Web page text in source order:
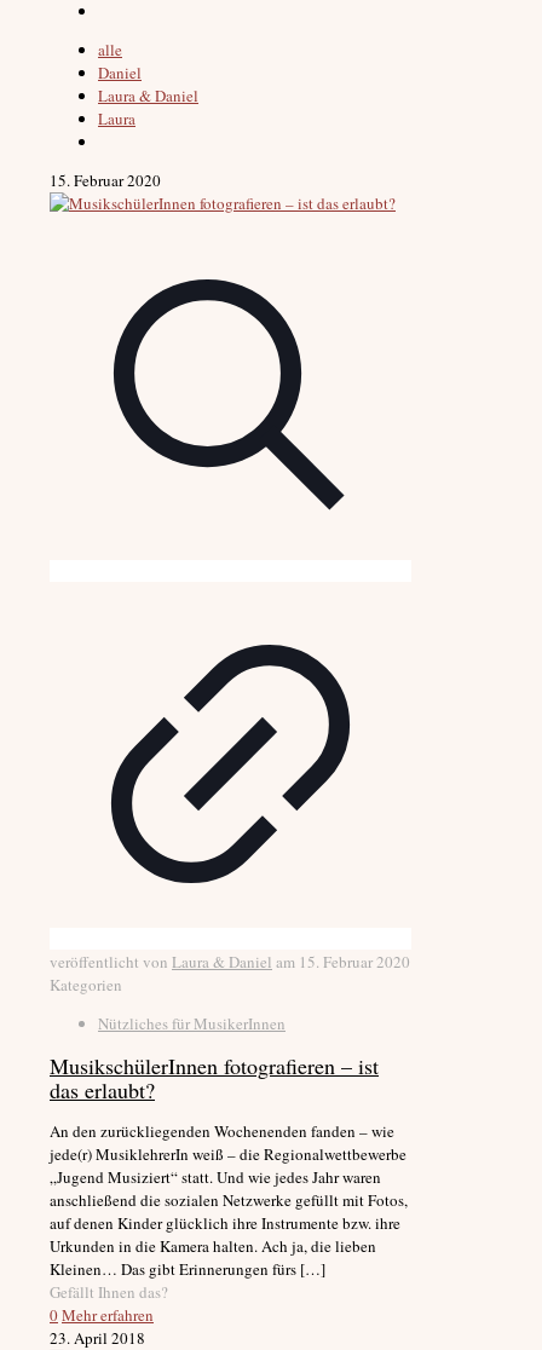
alle
Daniel
Laura & Daniel
Laura
15. Februar 2020
veröffentlicht von Laura & Daniel am 15. Februar 2020
Kategorien
Nützliches für MusikerInnen
MusikschülerInnen fotografieren – ist
das erlaubt?
An den zurückliegenden Wochenenden fanden – wie
jede(r) MusiklehrerIn weiß – die Regionalwettbewerbe
„Jugend Musiziert“ statt. Und wie jedes Jahr waren
anschließend die sozialen Netzwerke gefüllt mit Fotos,
auf denen Kinder glücklich ihre Instrumente bzw. ihre
Urkunden in die Kamera halten. Ach ja, die lieben
Kleinen… Das gibt Erinnerungen fürs […]
Gefällt Ihnen das?
0Mehr erfahren
23. April 2018